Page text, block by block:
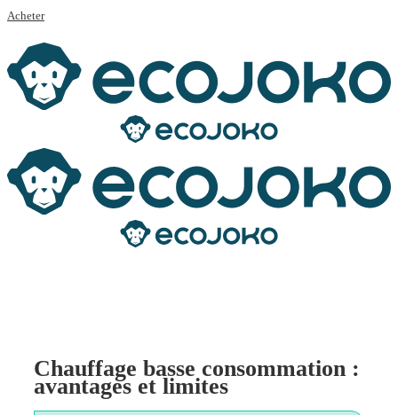
Acheter
Chauffage basse consommation :
avantages et limites